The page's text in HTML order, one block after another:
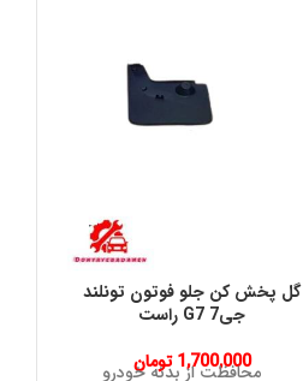
گل پخش كن جلو فوتون تونلند
جی7 G7 راست
1,700,000 تومان
محافظت از بدنه خودرو